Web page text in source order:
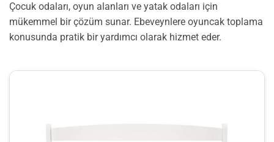
Çocuk odaları, oyun alanları ve yatak odaları için
mükemmel bir çözüm sunar. Ebeveynlere oyuncak toplama
konusunda pratik bir yardımcı olarak hizmet eder.